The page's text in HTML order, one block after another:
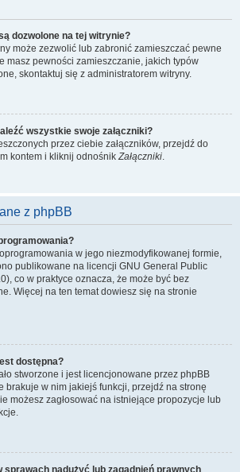
dozwolone na tej witrynie?
może zezwolić lub zabronić zamieszczać pewne
masz pewności zamieszczanie, jakich typów
skontaktuj się z administratorem witryny.
wszystkie swoje załączniki?
przez ciebie załączników, przejdź do
kontem i kliknij odnośnikZałączniki.
z phpBB
w jego niezmodyfikowanej formie,
publikowane na licencji GNU General Public
co w praktyce oznacza, że może być bez
Więcej na ten temat dowiesz się na stronie
dostępna?
stworzone i jest licencjonowane przez phpBB
brakuje w nim jakiejś funkcji, przejdź na stronę
możesz zagłosować na istniejące propozycje lub
sprawach nadużyć lub zagadnień prawnych